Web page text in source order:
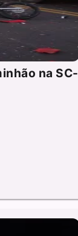
na SC-